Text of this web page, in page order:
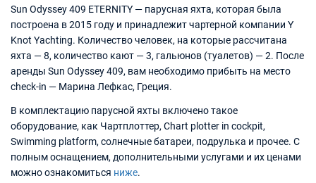
Sun Odyssey 409 ETERNITY — парусная яхта, которая была
построена в 2015 году и принадлежит чартерной компании Y
Knot Yachting. Количество человек, на которые рассчитана
яхта — 8, количество кают — 3, гальюнов (туалетов) — 2. После
аренды Sun Odyssey 409, вам необходимо прибыть на место
check-in — Марина Лефкас, Греция.
В комплектацию парусной яхты включено такое
оборудование, как Чартплоттер, Chart plotter in cockpit,
Swimming platform, солнечные батареи, подрулька и прочее. С
полным оснащением, дополнительными услугами и их ценами
можно ознакомиться ниже.